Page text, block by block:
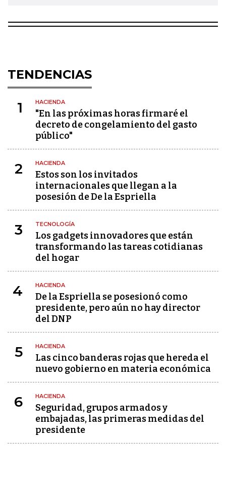
TENDENCIAS
1 HACIENDA
"En las próximas horas firmaré el
decreto de congelamiento del gasto
público"
2 HACIENDA
Estos son los invitados
internacionales que llegan a la
posesión de De la Espriella
3 TECNOLOGÍA
Los gadgets innovadores que están
transformando las tareas cotidianas
del hogar
4 HACIENDA
De la Espriella se posesionó como
presidente, pero aún no hay director
del DNP
5 HACIENDA
Las cinco banderas rojas que hereda el
nuevo gobierno en materia económica
6 HACIENDA
Seguridad, grupos armados y
embajadas, las primeras medidas del
presidente